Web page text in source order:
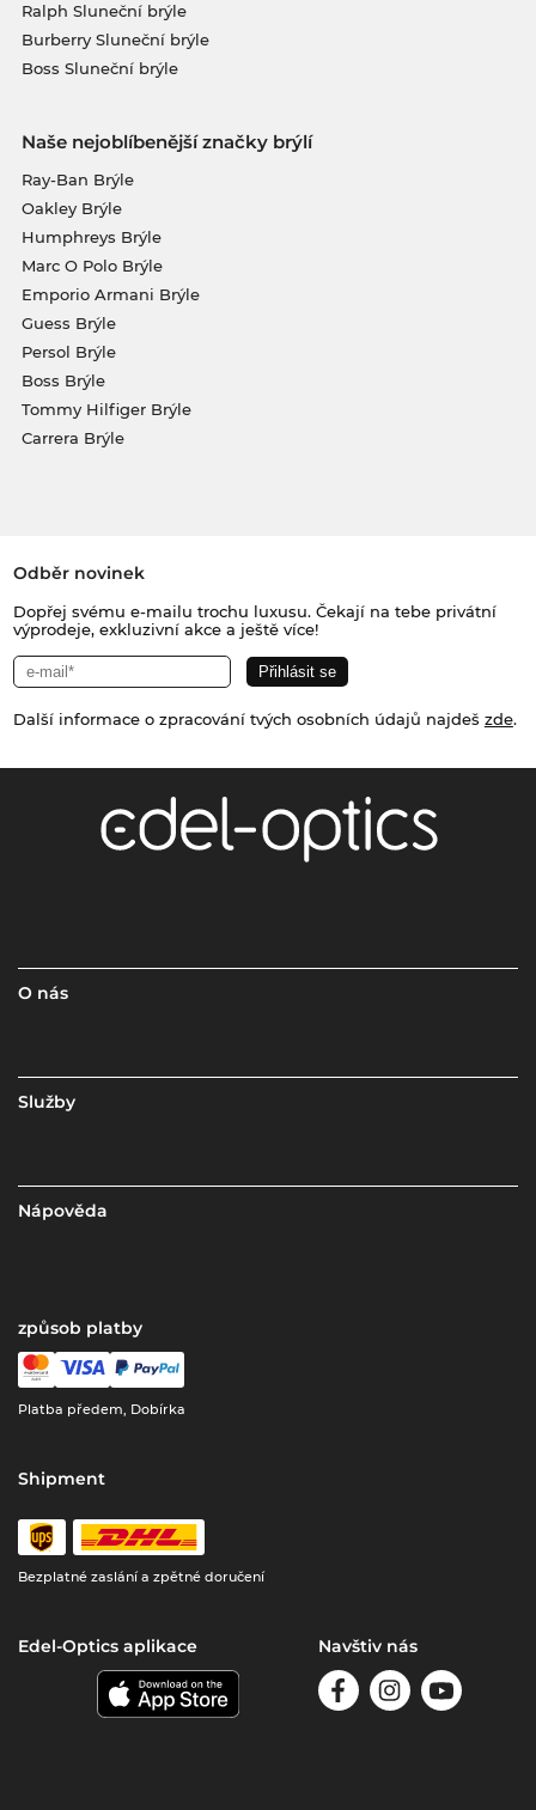
Ralph Sluneční brýle
Burberry Sluneční brýle
Boss Sluneční brýle
Naše nejoblíbenější značky brýlí
Ray-Ban Brýle
Oakley Brýle
Humphreys Brýle
Marc O Polo Brýle
Emporio Armani Brýle
Guess Brýle
Persol Brýle
Boss Brýle
Tommy Hilfiger Brýle
Carrera Brýle
Odběr novinek
Dopřej svému e-mailu trochu luxusu. Čekají na tebe privátní
výprodeje, exkluzivní akce a ještě více!
Další informace o zpracování tvých osobních údajů najdeš zde.
O nás
Služby
Nápověda
způsob platby
Platba předem, Dobírka
Shipment
Bezplatné zaslání a zpětné doručení
Edel-Optics aplikace Navštiv nás